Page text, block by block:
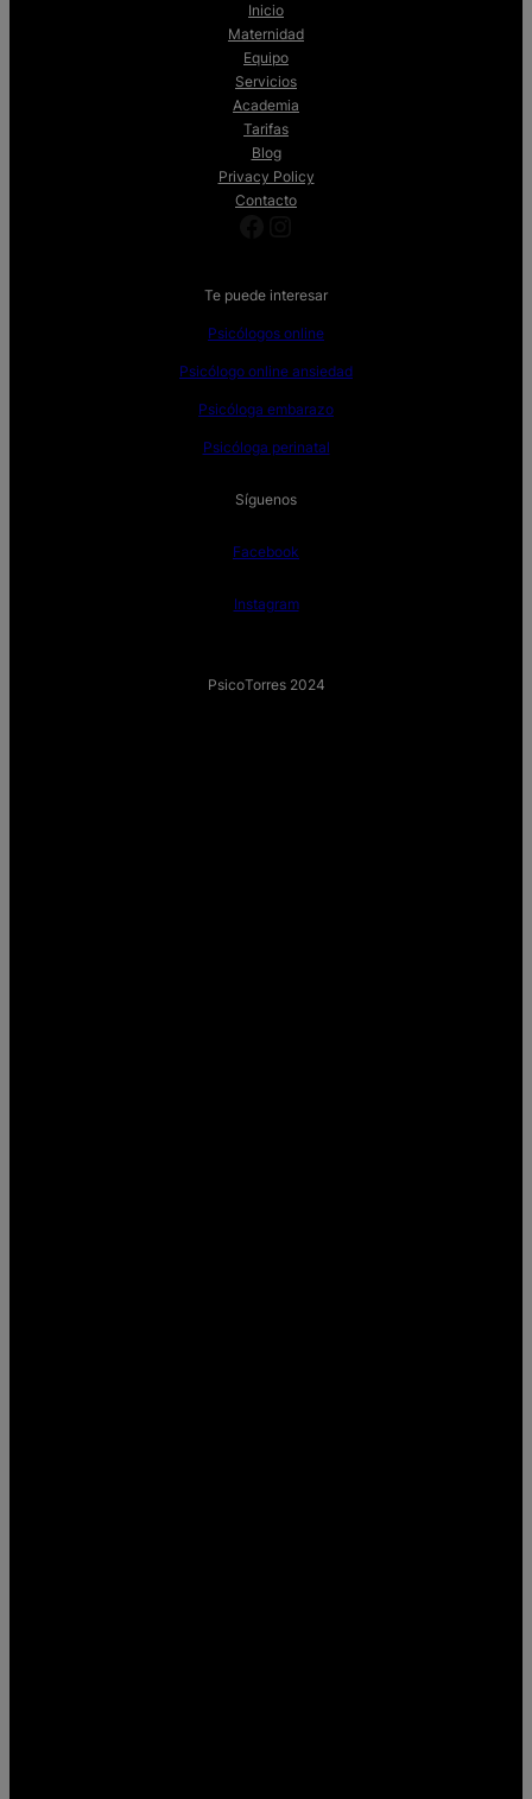
Inicio
Maternidad
Equipo
Servicios
Academia
Tarifas
Blog
Privacy Policy
Contacto
Te puede interesar
Psicólogos online
Psicólogo online ansiedad
Psicóloga embarazo
Psicóloga perinatal
Síguenos
Facebook
Instagram
PsicoTorres 2024